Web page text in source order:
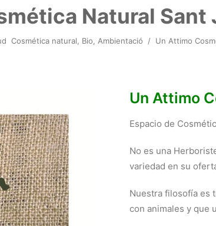
Natural Sant
Cosmética natural, Bio, Ambientació / Un Attimo
Un Attimo
Espacio de
No es una
variedad en su
Nuestra filosofía es
con animales y que